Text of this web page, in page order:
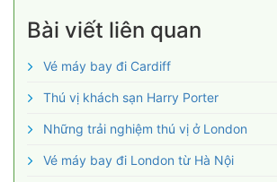
Bài viết liên quan
Vé máy bay đi Cardiff
Thú vị khách sạn Harry Porter
Những trải nghiệm thú vị ở London
Vé máy bay đi London từ Hà Nội